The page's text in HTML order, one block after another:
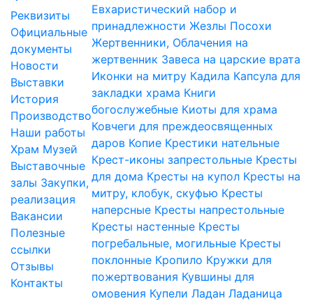
Реквизиты
Официальные
документы
Новости
Выставки
История
Производство
Наши работы
Храм Музей
Выставочные
залы Закупки,
реализация
Вакансии
Полезные
ссылки
Отзывы
Контакты
Евхаристический набор и
принадлежности Жезлы Посохи
Жертвенники, Облачения на
жертвенник Завеса на царские врата
Иконки на митру Кадила Капсула для
закладки храма Книги
богослужебные Киоты для храма
Ковчеги для преждеосвященных
даров Копие Крестики нательные
Крест-иконы запрестольные Кресты
для дома Кресты на купол Кресты на
митру, клобук, скуфью Кресты
наперсные Кресты напрестольные
Кресты настенные Кресты
погребальные, могильные Кресты
поклонные Кропило Кружки для
пожертвования Кувшины для
омовения Купели Ладан Ладаница